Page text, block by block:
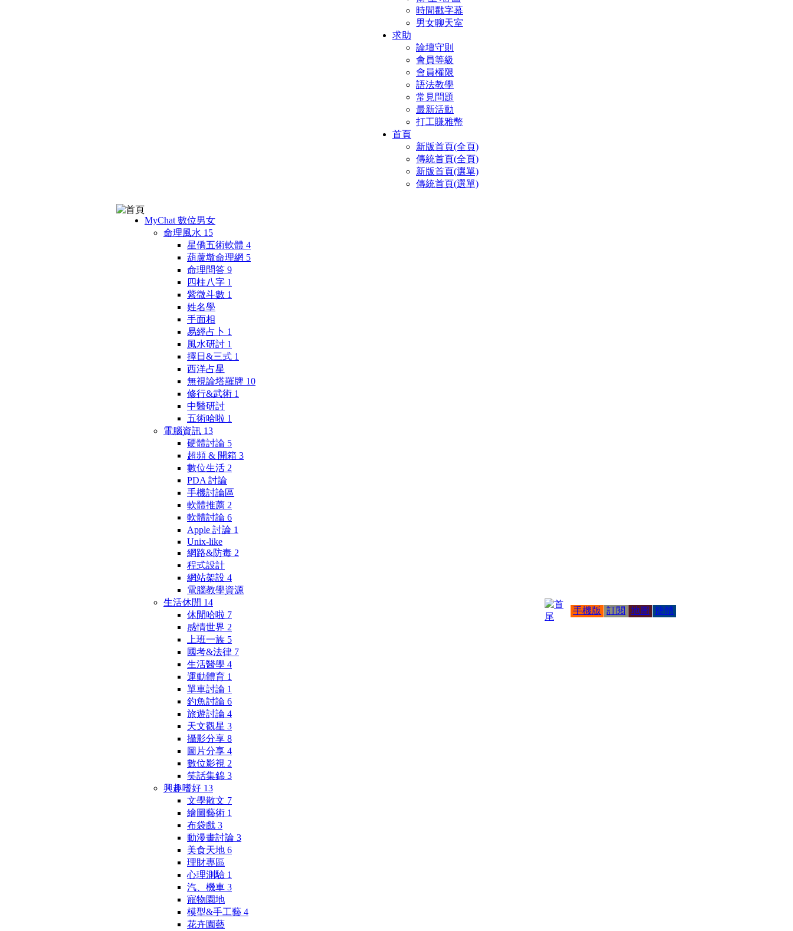
時間戳字幕
男女聊天室
求助
論壇守則
會員等級
會員權限
語法教學
常見問題
最新活動
打工賺雅幣
首頁
新版首頁(全頁)
傳統首頁(全頁)
新版首頁(選單)
傳統首頁(選單)
MyChat 數位男女
命理風水 15
星僑五術軟體 4
葫蘆墩命理網 5
命理問答 9
四柱八字 1
紫微斗數 1
姓名學
手面相
易經占卜 1
風水研討 1
擇日&三式 1
西洋占星
無視論塔羅牌 10
修行&武術 1
中醫研討
五術哈啦 1
電腦資訊 13
硬體討論 5
超頻 & 開箱 3
數位生活 2
PDA 討論
手機討論區
軟體推薦 2
軟體討論 6
Apple 討論 1
Unix-like
網路&防毒 2
程式設計
網站架設 4
電腦教學資源
生活休閒 14
休閒哈啦 7
感情世界 2
上班一族 5
國考&法律 7
生活醫學 4
運動體育 1
單車討論 1
釣魚討論 6
旅遊討論 4
天文觀星 3
攝影分享 8
圖片分享 4
數位影視 2
笑話集錦 3
興趣嗜好 13
文學散文 7
繪圖藝術 1
布袋戲 3
動漫畫討論 3
美食天地 6
理財專區
心理測驗 1
汽、機車 3
寵物園地
模型&手工藝 4
花卉園藝
手機版 訂閱 地圖 簡體